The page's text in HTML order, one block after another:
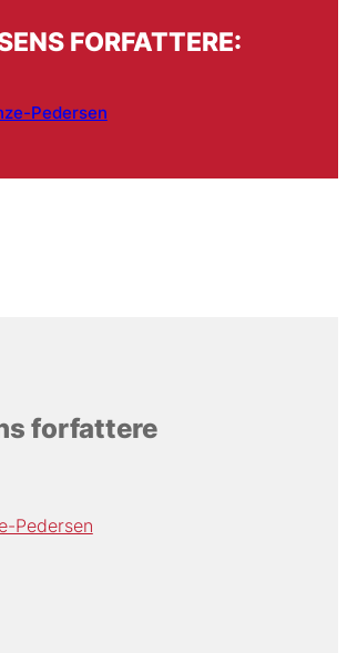
FORFATTERE:
Pedersen
forfattere
Pedersen